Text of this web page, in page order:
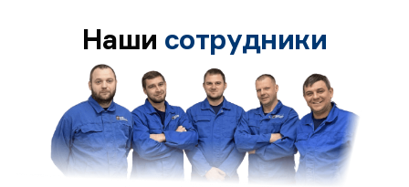
Наши сотрудники